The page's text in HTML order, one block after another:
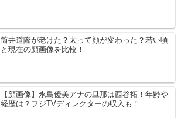
筒井道隆が老けた？太って顔が変わった？若い頃
と現在の顔画像を比較！
【顔画像】永島優美アナの旦那は西谷拓！年齢や
経歴は？フジTVディレクターの収入も！